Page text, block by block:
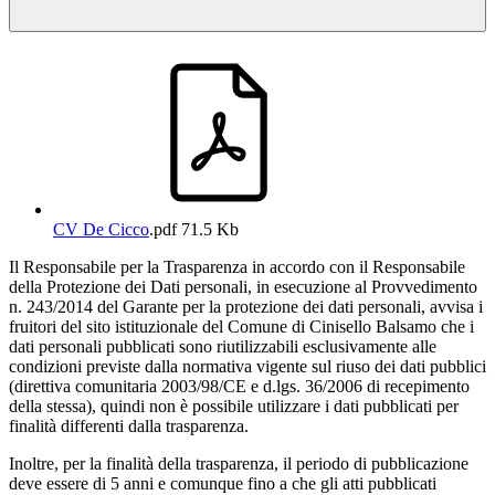
CV De Cicco.pdf71.5 Kb
Il Responsabile per la Trasparenza in accordo con il Responsabile
della Protezione dei Dati personali, in esecuzione al Provvedimento
n. 243/2014 del Garante per la protezione dei dati personali, avvisa i
fruitori del sito istituzionale del Comune di Cinisello Balsamo che i
dati personali pubblicati sono riutilizzabili esclusivamente alle
condizioni previste dalla normativa vigente sul riuso dei dati pubblici
(direttiva comunitaria 2003/98/CE e d.lgs. 36/2006 di recepimento
della stessa), quindi non è possibile utilizzare i dati pubblicati per
finalità differenti dalla trasparenza.
Inoltre, per la finalità della trasparenza, il periodo di pubblicazione
deve essere di 5 anni e comunque fino a che gli atti pubblicati